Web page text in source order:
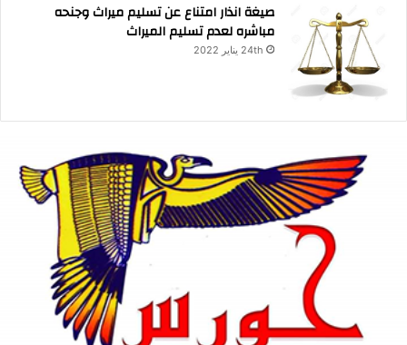
صيغة انذار امتناع عن تسليم ميراث وجنحه
مباشره لعدم تسليم الميراث
24th يناير 2022